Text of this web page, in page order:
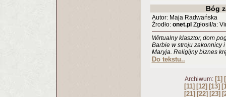
Bóg
Autor: Maja Radwańska
Źrodło: onet.pl Zgłosił/a:
Wirtualny klasztor, dom
Barbie w stroju zakonnicy
Maryja. Religijny biznes
Do tekstu..
Archiwum: [1]
[11] [12] [13]
[21] [22] [23]